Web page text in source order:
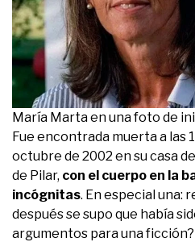
María Marta en una foto de
Fue encontrada muerta a las
octubre de 2002 en su casa
de Pilar, con el cuerpo en la
incógnitas. En especial una:
después se supo que había
argumentos para una